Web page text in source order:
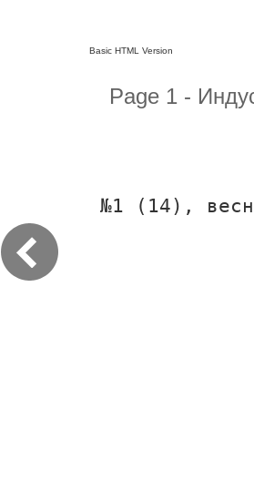
Basic HTML Version
Page 1 -
№1 (14),